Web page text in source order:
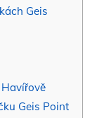
Geis
Geis Point